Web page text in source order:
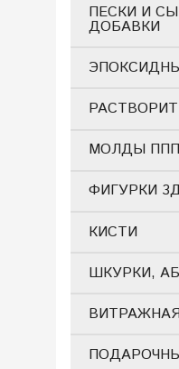
ПЕСКИ И
ДОБАВКИ
МОЛДЫ
ФИГУРКИ
КИСТИ
ШКУРКИ,